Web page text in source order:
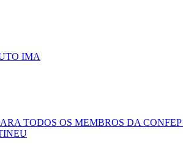
IMA
TODOS OS MEMBROS DA